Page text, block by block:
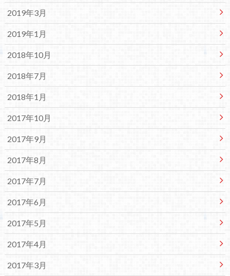
2019年3月
2019年1月
2018年10月
2018年7月
2018年1月
2017年10月
2017年9月
2017年8月
2017年7月
2017年6月
2017年5月
2017年4月
2017年3月